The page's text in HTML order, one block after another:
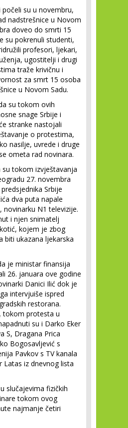
počeli su u novembru,
nadstrešnice u Novom
doveo do smrti 15
su pokrenuli studenti,
profesori, ljekari,
ugostitelji i drugi
traže krivičnu i
za smrt 15 osoba
u Novom Sadu.
su tokom ovih
snage Srbije i
stranke nastojali
o protestima,
nasilje, uvrede i druge
ometa rad novinara.
su tokom izvještavanja
27. novembra
Srbije
dva puta napale
novinarku N1 televizije.
i njen snimatelj
kojem je zbog
biti ukazana ljekarska
je ministar finansija
26. januara ove godine
Danici Ilić dok je
intervjuiše ispred
restorana.
tokom protesta u
su i Darko Eker
S, Dragana Prica
Bogosavljević s
Pavkov s TV kanala
Latas iz dnevnog lista
slučajevima fizičkih
tokom ovog
najmanje četiri